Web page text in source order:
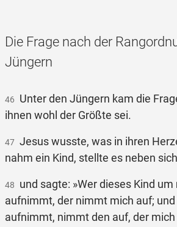
Die Frage nach der
Jüngern
46 Unter den Jüngern kam die
ihnen wohl der Größte sei.
47 Jesus wusste, was in ihren
nahm ein Kind, stellte es neben sich
48 und sagte: »Wer dieses Kind
aufnimmt, der nimmt mich auf;
aufnimmt, nimmt den auf, der